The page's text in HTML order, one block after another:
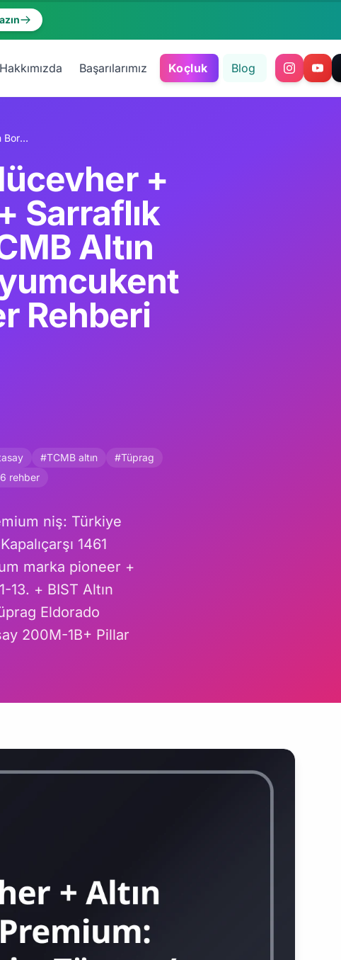
Hakkımızda Başarılarımız Koçluk Blog
2026 Türk Kuyumculuk + Mücevher + Altın Borsası + Kapalıçarşı + Sarraflık Premium: Atasay 1939 + TCMB Altın Rezervi + Tüprag/Koza + Kuyumcukent + BIST Altın Komple Kariyer Rehberi
+
Sarraflık
Altın
Rehberi
#TCMB altın
#Tüprag
rehber
niş: Türkiye
1461
marka pioneer +
+ BIST Altın
Eldorado
200M-1B+ Pillar